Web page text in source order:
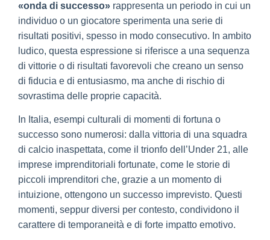
«onda di successo» rappresenta un periodo in cui un
individuo o un giocatore sperimenta una serie di
risultati positivi, spesso in modo consecutivo. In ambito
ludico, questa espressione si riferisce a una sequenza
di vittorie o di risultati favorevoli che creano un senso
di fiducia e di entusiasmo, ma anche di rischio di
sovrastima delle proprie capacità.
In Italia, esempi culturali di momenti di fortuna o
successo sono numerosi: dalla vittoria di una squadra
di calcio inaspettata, come il trionfo dell’Under 21, alle
imprese imprenditoriali fortunate, come le storie di
piccoli imprenditori che, grazie a un momento di
intuizione, ottengono un successo imprevisto. Questi
momenti, seppur diversi per contesto, condividono il
carattere di temporaneità e di forte impatto emotivo.